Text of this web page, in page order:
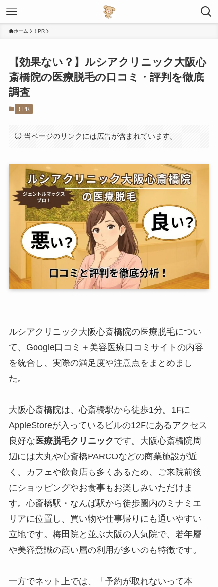
ホーム ！PR
【効果ない？】ルシアクリニック大阪心
斎橋院の医療脱毛の口コミ・評判を徹底
調査
！PR
当ページのリンクには広告が含まれています。
ルシアクリニック大阪心斎橋院の医療脱毛につい
て、Google口コミ＋美容医療口コミサイトの内容
を統合し、実際の満足度や注意点をまとめまし
た。
大阪心斎橋院は、心斎橋駅から徒歩1分。1Fに
AppleStoreが入っているビルの12Fにあるアクセス
良好な 医療脱毛クリニックです。大阪心斎橋院周
辺には大丸や心斎橋PARCOなどの商業施設が近
く、カフェや飲食店も多くあるため、ご来院前後
にショッピングやお食事もお楽しみいただけま
す。心斎橋駅・なんば駅から徒歩圏内のミナミエ
リアに位置し、買い物や仕事帰りにも通いやすい
立地です。梅田院と並ぶ大阪の人気院で、若年層
や美容意識の高い層の利用が多いのも特徴です。
一方でネット上では、「予約が取れないって本